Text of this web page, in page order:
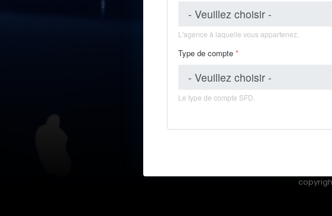
L'agence à laquelle vous appartenez.
Type de compte *
Le type de compte SFD.